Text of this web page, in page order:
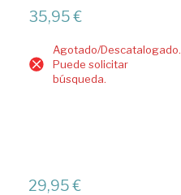
35,95 €
Agotado/Descatalogado.
Puede solicitar
búsqueda.
29,95 €